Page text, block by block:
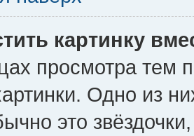
картинку
просмотра тем
Одно из
это